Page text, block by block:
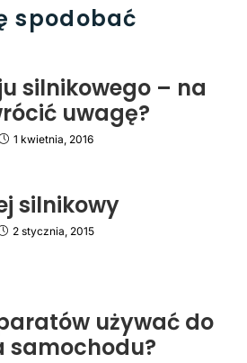
spodobać
silnikowego – na
uwagę?
1 kwietnia, 2016
silnikowy
2 stycznia, 2015
używać do
samochodu?